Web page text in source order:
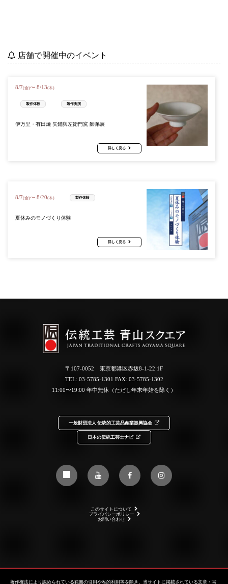
店舗で開催中のイベント
8/7(金)〜 8/13(木)
製作体験 製作実演
伊万里・有田焼 矢鋪與左衛門窯 師弟展
詳しく見る
8/7(金)〜 8/20(木) 製作体験
夏休みのモノづくり体験
詳しく見る
〒107-0052 東京都港区赤坂8-1-22 1F
TEL: 03-5785-1301 FAX: 03-5785-1302
11:00〜19:00 年中無休（ただし年末年始を除く）
一般財団法人 伝統的工芸品産業振興協会
日本の伝統工芸士ナビ
このサイトについて
プライバシーポリシー
お問い合わせ
著作権法により認められている範囲の引用や私的利用等を除き、当サイトに掲載されている文章・写